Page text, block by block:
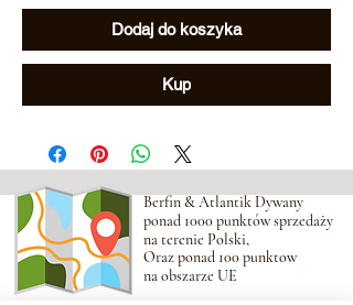
Dodaj do koszyka
Kup
Berfin & Atlantik Dywany
ponad 1000 punktów sprzedaży
na terenie Polski,
Oraz ponad 100 punktow
na obszarze UE